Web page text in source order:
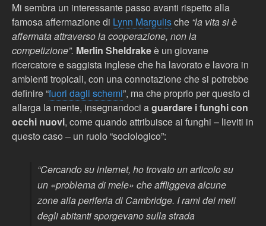
Mi sembra un interessante passo avanti rispetto alla
famosa affermazione di Lynn Margulische “la vita si è
affermata attraverso la cooperazione, non la
competizione”. Merlin Sheldrakeè un giovane
ricercatore e saggista inglese che ha lavorato e lavora in
ambienti tropicali, con una connotazione che si potrebbe
definire “fuori dagli schemi”, ma che proprio per questo ci
allarga la mente, insegnandoci aguardare i funghi con
occhi nuovi, come quando attribuisce ai funghi – lieviti in
questo caso – un ruolo “sociologico”:
“Cercando su internet, ho trovato un articolo su
un «problema di mele» che affliggeva alcune
zone alla periferia di Cambridge. I rami dei meli
degli abitanti sporgevano sulla strada